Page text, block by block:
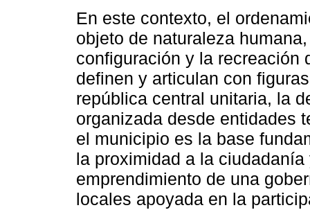
En este contexto, el
objeto de naturaleza
configuración y la recreación
definen y articulan con
república central unitaria, la
organizada desde entidades
el municipio es la base
la proximidad a la
emprendimiento de una
locales apoyada en la